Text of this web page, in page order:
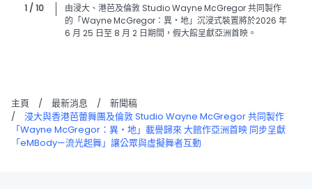
1 / 10
由浸大、港芭及倫敦 Studio Wayne McGregor 共同製作
的「Wayne McGregor：異・地」沉浸式裝置將於2026 年
6 月 25 日至 8 月 2 日期間，假大館呈獻亞洲首映。
主頁 / 最新消息 /
新聞稿
/
浸大與香港芭蕾舞團及倫敦 Studio Wayne McGregor 共同製作
「Wayne McGregor：異・地」載譽歸來 大館作亞洲首映 同步呈獻
「eMBody—流光起舞」讓公眾與虛擬舞者互動